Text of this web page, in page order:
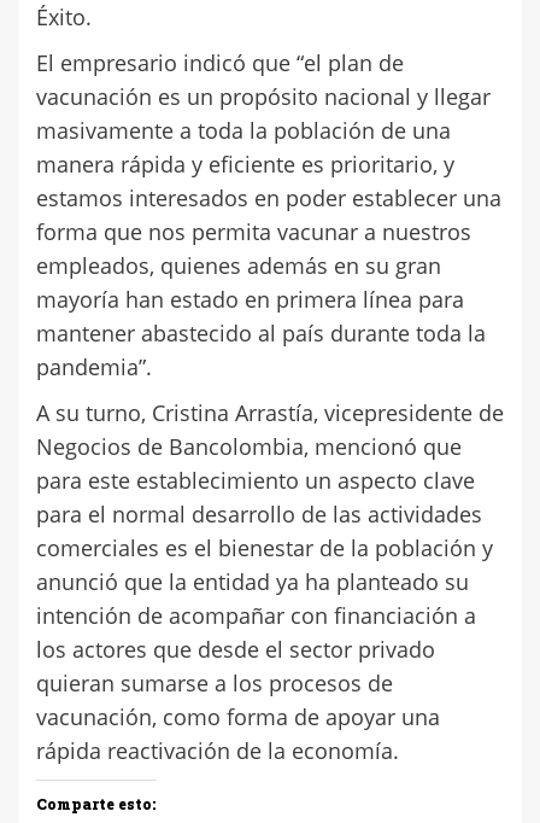
Éxito.
El empresario indicó que “el plan de
vacunación es un propósito nacional y llegar
masivamente a toda la población de una
manera rápida y eficiente es prioritario, y
estamos interesados en poder establecer una
forma que nos permita vacunar a nuestros
empleados, quienes además en su gran
mayoría han estado en primera línea para
mantener abastecido al país durante toda la
pandemia”.
A su turno, Cristina Arrastía, vicepresidente de
Negocios de Bancolombia, mencionó que
para este establecimiento un aspecto clave
para el normal desarrollo de las actividades
comerciales es el bienestar de la población y
anunció que la entidad ya ha planteado su
intención de acompañar con financiación a
los actores que desde el sector privado
quieran sumarse a los procesos de
vacunación, como forma de apoyar una
rápida reactivación de la economía.
Comparte esto: